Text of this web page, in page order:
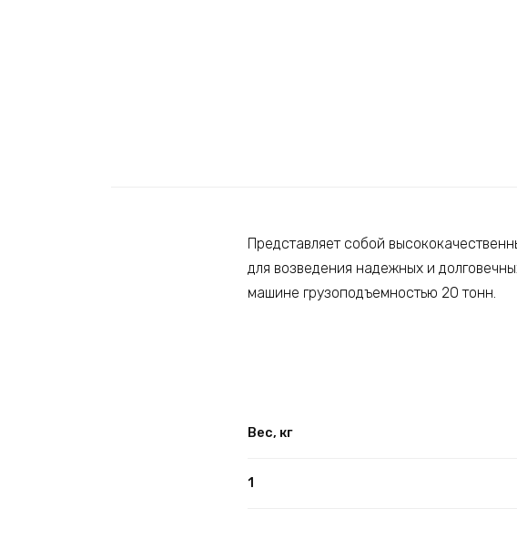
Представляет собой
для возведения надежных и
машине грузоподъемностью 20 тонн.
Вес, кг
1